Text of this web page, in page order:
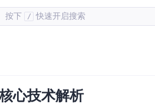
按下 / 快速开启搜索
心技术解析